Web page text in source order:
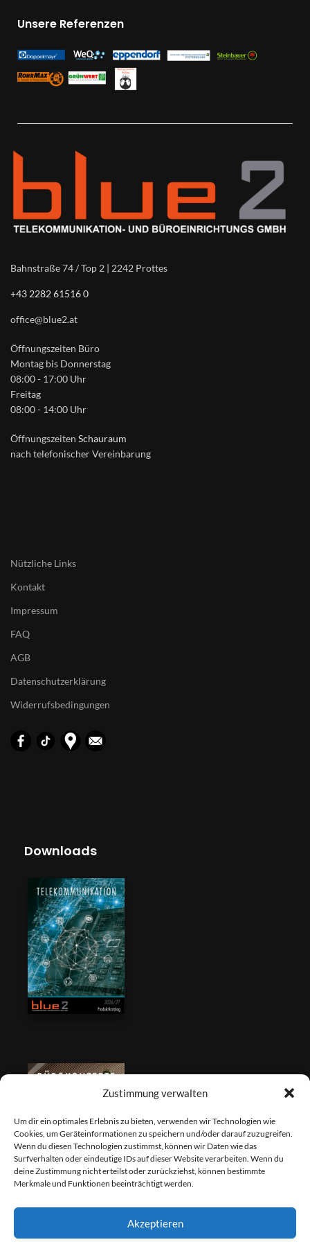
Zustimmung verwalten
Um dir ein optimales Erlebnis zu bieten, verwenden wir Technologien wie
Cookies, um Geräteinformationen zu speichern und/oder darauf zuzugreifen.
Wenn du diesen Technologien zustimmst, können wir Daten wie das
Surfverhalten oder eindeutige IDs auf dieser Website verarbeiten. Wenn du
deine Zustimmung nicht erteilst oder zurückziehst, können bestimmte
Merkmale und Funktionen beeinträchtigt werden.
Akzeptieren
Unsere Referenzen
Bahnstraße 74 / Top 2 | 2242 Prottes
+43 2282 61516 0
office@blue2.at
Öffnungszeiten Büro
Montag bis Donnerstag
08:00 - 17:00 Uhr
Freitag
08:00 - 14:00 Uhr
Öffnungszeiten Schauraum
nach telefonischer Vereinbarung
Nützliche Links
Kontakt
Impressum
FAQ
AGB
Datenschutzerklärung
Widerrufsbedingungen
Downloads